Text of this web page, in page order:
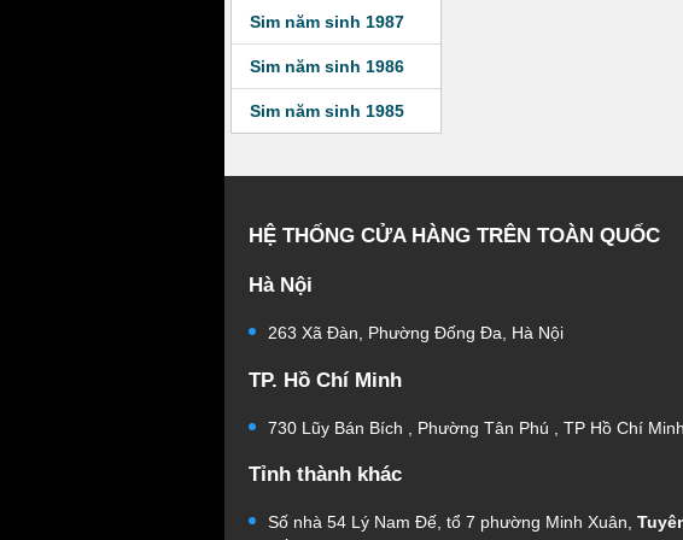
Sim năm sinh 1987
Sim năm sinh 1986
Sim năm sinh 1985
HỆ THỐNG CỬA HÀNG TRÊN TOÀN QUỐC
Hà Nội
263 Xã Đàn, Phường Đống Đa, Hà Nội
TP. Hồ Chí Minh
730 Lũy Bán Bích , Phường Tân Phú , TP Hồ Chí Minh
Tỉnh thành khác
Số nhà 54 Lý Nam Đế, tổ 7 phường Minh Xuân,